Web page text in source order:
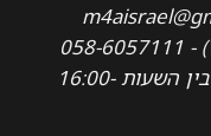
א'-ה' בין השעות 16:00-